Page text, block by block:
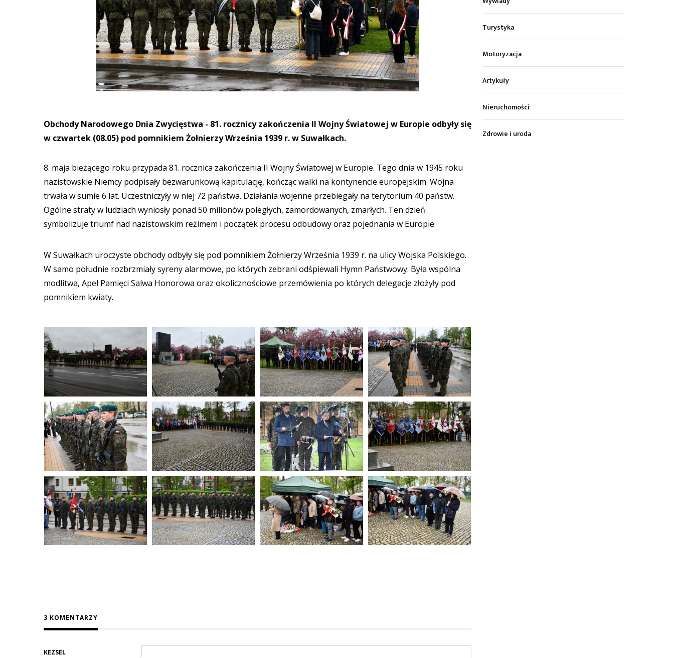
Obchody Narodowego Dnia Zwycięstwa - 81. rocznicy zakończenia II Wojny Światowej w Europie odbyły się
w czwartek (08.05) pod pomnikiem Żołnierzy Września 1939 r. w Suwałkach.
8. maja bieżącego roku przypada 81. rocznica zakończenia II Wojny Światowej w Europie. Tego dnia w 1945 roku
nazistowskie Niemcy podpisały bezwarunkową kapitulację, kończąc walki na kontynencie europejskim. Wojna
trwała w sumie 6 lat. Uczestniczyły w niej 72 państwa. Działania wojenne przebiegały na terytorium 40 państw.
Ogólne straty w ludziach wyniosły ponad 50 milionów poległych, zamordowanych, zmarłych. Ten dzień
symbolizuje triumf nad nazistowskim reżimem i początek procesu odbudowy oraz pojednania w Europie.
W Suwałkach uroczyste obchody odbyły się pod pomnikiem Żołnierzy Września 1939 r. na ulicy Wojska Polskiego.
W samo południe rozbrzmiały syreny alarmowe, po których zebrani odśpiewali Hymn Państwowy. Była wspólna
modlitwa, Apel Pamięci Salwa Honorowa oraz okolicznościowe przemówienia po których delegacje złożyły pod
pomnikiem kwiaty.
3 KOMENTARZY
KEZSEL
Turystyka
Motoryzacja
Artykuły
Nieruchomości
Zdrowie i uroda